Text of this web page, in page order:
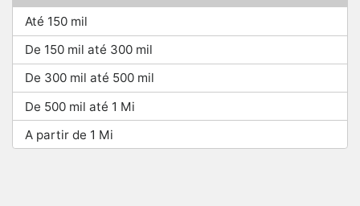
Até 150 mil
De 150 mil até 300 mil
De 300 mil até 500 mil
De 500 mil até 1 Mi
A partir de 1 Mi